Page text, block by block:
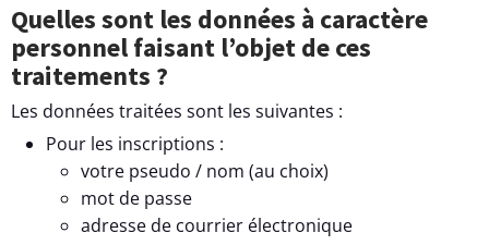
Quelles sont les données à caractère
personnel faisant l’objet de ces
traitements ?
Les données traitées sont les suivantes :
Pour les inscriptions :
votre pseudo / nom (au choix)
mot de passe
adresse de courrier électronique